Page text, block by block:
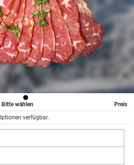
Bitte wählen
Preis
verfügbar.